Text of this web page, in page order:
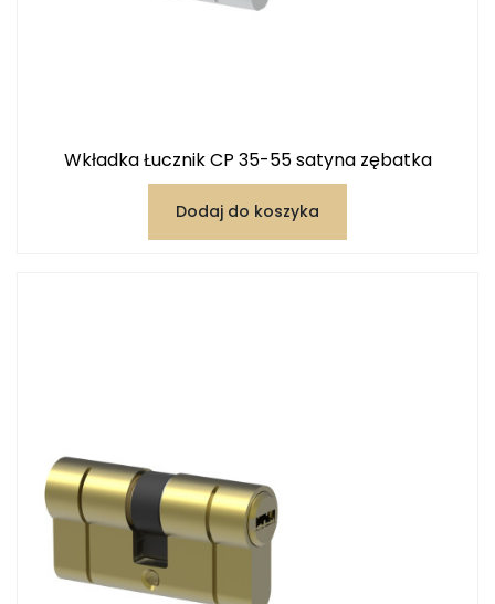
Wkładka Łucznik CP 35-55 satyna zębatka
Dodaj do koszyka